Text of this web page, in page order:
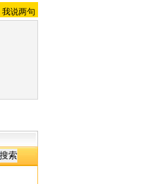
我说两句